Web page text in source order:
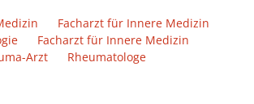
Facharzt für Innere Medizin
Facharzt für Innere Medizin
Arzt Rheumatologe